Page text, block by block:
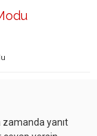
zamanda yanıt